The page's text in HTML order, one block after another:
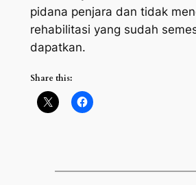
pidana penjara dan tidak
rehabilitasi yang sudah
dapatkan.
Share this: